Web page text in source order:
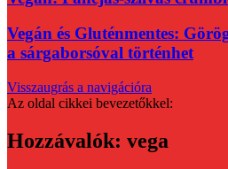
Vegán és Gluténmentes:
a sárgaborsóval történhet
Visszaugrás a navigációra
Az oldal cikkei bevezetőkkel:
Hozzávalók: vega